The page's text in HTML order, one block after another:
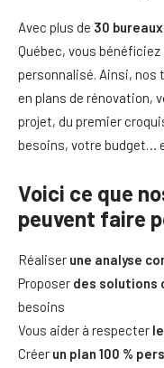
Avec plus de 30
Québec, vous
personnalisé. Ainsi,
en plans de rénovation,
projet, du premier
besoins, votre budget…
Voici ce que
peuvent faire
Réaliser une analyse
Proposer des solutions
besoins
Vous aider à respecter
Créer un plan 100 %